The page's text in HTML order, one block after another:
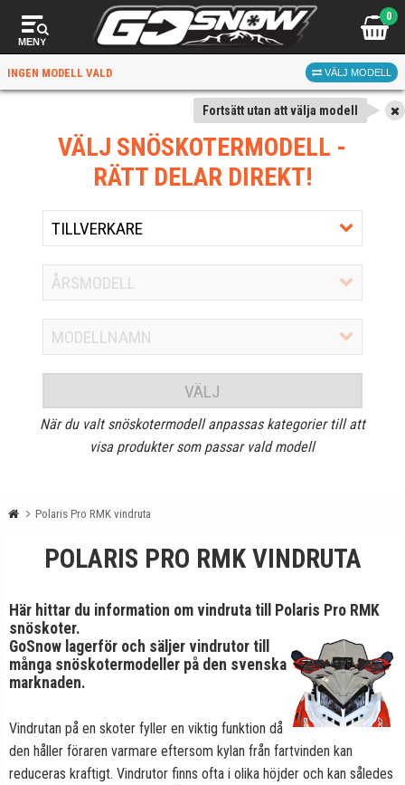
MENY
0
INGEN MODELL VALD VÄLJ MODELL
Fortsätt utan att välja modell
VÄLJ SNÖSKOTERMODELL -
RÄTT DELAR DIREKT!
VÄLJ
När du valt snöskotermodell anpassas kategorier till att
visa produkter som passar vald modell
Polaris Pro RMK vindruta
POLARIS PRO RMK VINDRUTA
Här hittar du information om vindruta till Polaris Pro RMK
snöskoter.
GoSnow lagerför och säljer vindrutor till
många snöskotermodeller på den svenska
marknaden.
Vindrutan på en skoter fyller en viktig funktion då
den håller föraren varmare eftersom kylan från fartvinden kan
reduceras kraftigt. Vindrutor finns ofta i olika höjder och kan således